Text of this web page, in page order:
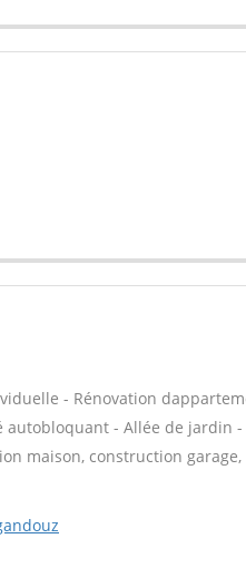
- Rénovation
autobloquant - Allée de jardin
maison, construction